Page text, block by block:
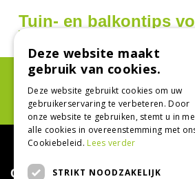
Tuin- en balkontips
Contact
Deze website maakt
gebruik van cookies.
Deze website gebruikt cookies om uw
gebruikerservaring te verbeteren. Door
onze website te gebruiken, stemt u in
alle cookies in overeenstemming met
Cookiebeleid. Lees verder
STRIKT NOODZAKELIJK